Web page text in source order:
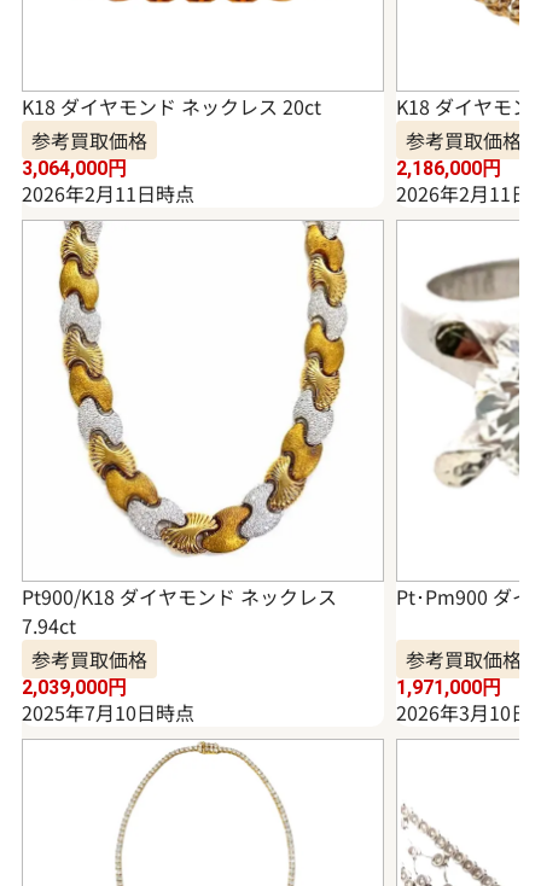
K18 ダイヤモンド ネックレス 20ct
参考買取価格
3,064,000円
2026年2月11日時点
K18 ダイヤモン
参考買取価格
2,186,000円
2026年2月11日
Pt900/K18 ダイヤモンド ネックレス
7.94ct
参考買取価格
2,039,000円
2025年7月10日時点
Pt･Pm900 ダイ
参考買取価格
1,971,000円
2026年3月10日